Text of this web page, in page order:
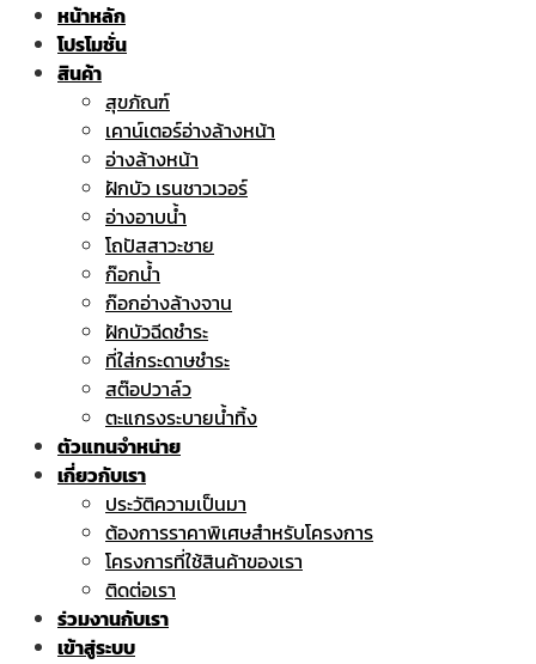
หน้าหลัก
โปรโมชั่น
สินค้า
สุขภัณฑ์
เคาน์เตอร์อ่างล้างหน้า
อ่างล้างหน้า
ฝักบัว เรนชาวเวอร์
อ่างอาบน้ำ
โถปัสสาวะชาย
ก๊อกน้ำ
ก๊อกอ่างล้างจาน
ฝักบัวฉีดชำระ
ที่ใส่กระดาษชำระ
สต๊อปวาล์ว
ตะแกรงระบายน้ำทิ้ง
ตัวแทนจำหน่าย
เกี่ยวกับเรา
ประวัติความเป็นมา
ต้องการราคาพิเศษสำหรับโครงการ
โครงการที่ใช้สินค้าของเรา
ติดต่อเรา
ร่วมงานกับเรา
เข้าสู่ระบบ